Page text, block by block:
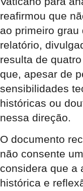
reafirmou que
ao primeiro grau
relatório,
resulta de
que, apesar de
sensibilidades
históricas ou
nessa direção.
O documento
não consente
considera que a
histórica e